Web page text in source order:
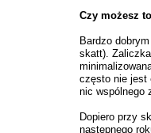
Czy możesz
Bardzo
skatt).
często nie jest
nic wspólnego
Dopiero przy
następnego